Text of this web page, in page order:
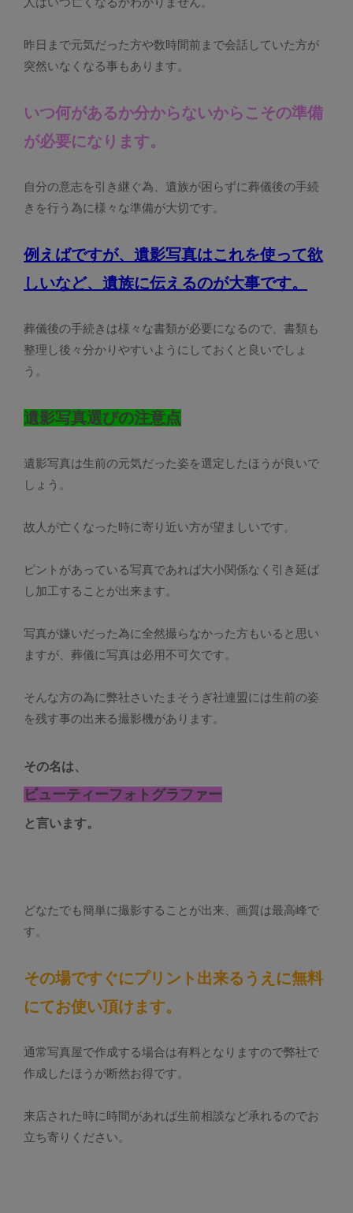
昨日まで元気だった方や数時間前まで会話していた方が
突然いなくなる事もあります。
いつ何があるか分からないからこその準備
が必要になります。
自分の意志を引き継ぐ為、遺族が困らずに葬儀後の手続
きを行う為に様々な準備が大切です。
例えばですが、遺影写真はこれを使って欲
しいなど、遺族に伝えるのが大事です。
葬儀後の手続きは様々な書類が必要になるので、書類も
整理し後々分かりやすいようにしておくと良いでしょ
う。
遺影写真選びの注意点
遺影写真は生前の元気だった姿を選定したほうが良いで
しょう。
故人が亡くなった時に寄り近い方が望ましいです。
ピントがあっている写真であれば大小関係なく引き延ば
し加工することが出来ます。
写真が嫌いだった為に全然撮らなかった方もいると思い
ますが、葬儀に写真は必用不可欠です。
そんな方の為に弊社さいたまそうぎ社連盟には生前の姿
を残す事の出来る撮影機があります。
その名は、
ビューティーフォトグラファー
と言います。
どなたでも簡単に撮影することが出来、画質は最高峰で
す。
その場ですぐにプリント出来るうえに無料
にてお使い頂けます。
通常写真屋で作成する場合は有料となりますので弊社で
作成したほうが断然お得です。
来店された時に時間があれば生前相談など承れるのでお
立ち寄りください。